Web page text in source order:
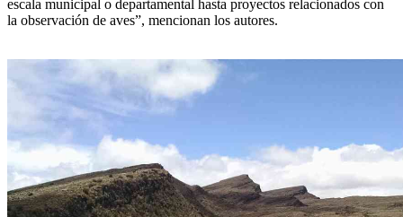
escala municipal o departamental hasta proyectos relacionados con
la observación de aves”, mencionan los autores.